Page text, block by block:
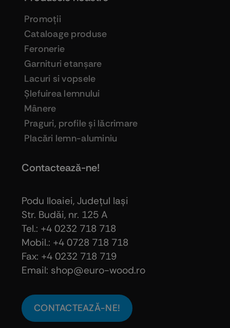
Promoţii
Cataloage produse
Feronerie
Garnituri etanşare
Lacuri si vopsele
Şlefuirea lemnului
Mânere
Praguri, profile şi lăcrimare
Placări lemn-aluminiu
Contactează-ne!
Podu Iloaiei, Judeţul Iaşi
Str. Budăi, nr. 125 A
Tel.: +4 0232 718 718
Mobil.: +4 0728 718 718
Fax: +4 0232 718 719
Email: shop@euro-wood.ro
CONTACTEAZĂ-NE!